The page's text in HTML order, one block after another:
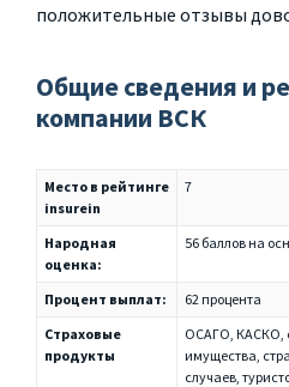
положительные отзывы
Общие сведения и
компании ВСК
Место в рейтинге
insurein
7
Народная
оценка:
56 баллов на
Процент выплат:
62 процента
Страховые
продукты
ОСАГО, КАСКО,
имущества,
случаев,